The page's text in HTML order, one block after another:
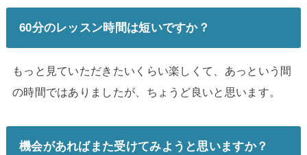
60分のレッスン時間は短いですか？
もっと見ていただきたいくらい楽しくて、 あっという間
の時間ではありましたが、ちょうど良いと思います。
機会があればまた受けてみようと思いますか？